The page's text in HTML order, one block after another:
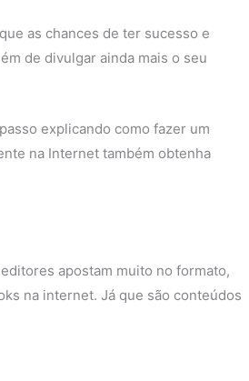
as chances de ter sucesso e
de divulgar ainda mais o seu
explicando como fazer um
na Internet também obtenha
apostam muito no formato,
na internet. Já que são conteúdos